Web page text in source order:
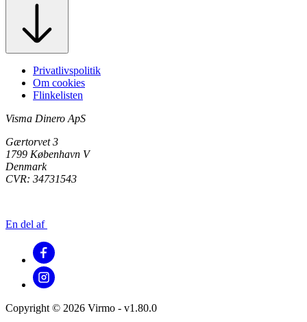
Privatlivspolitik
Om cookies
Flinkelisten
Visma Dinero ApS
Gærtorvet 3
1799 København V
Denmark
CVR: 34731543
En del af
Copyright © 2026 Virmo - v1.80.0